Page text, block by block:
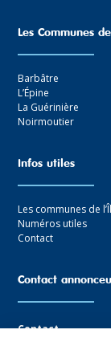
Les Communes
Barbâtre
L’Épine
La Guérinière
Noirmoutier
Infos utiles
Les communes de
Numéros utiles
Contact
Contact
Contact